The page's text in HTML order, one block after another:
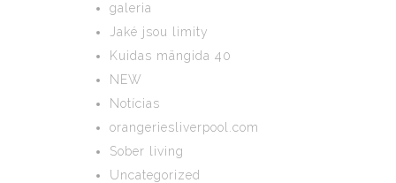
galeria
Jaké jsou limity
Kuidas mängida 40
NEW
Notícias
orangeriesliverpool.com
Sober living
Uncategorized